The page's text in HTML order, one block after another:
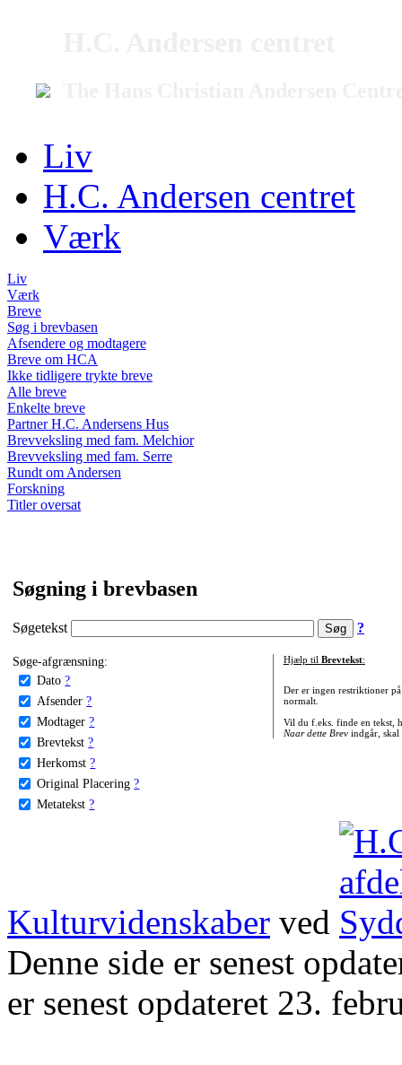
Liv
H.C. Andersen centret
Værk
Liv
Værk
Breve
Søg i brevbasen
Afsendere og modtagere
Breve om HCA
Ikke tidligere trykte breve
Alle breve
Enkelte breve
Partner H.C. Andersens Hus
Brevveksling med fam. Melchior
Brevveksling med fam. Serre
Rundt om Andersen
Forskning
Titler oversat
Søgning i brevbasen
Søgetekst ?
Søge-afgrænsning:
Dato ?
Afsender ?
Modtager ?
Brevtekst ?
Herkomst ?
Original Placering ?
Metatekst ?
Hjælp til Brevtekst:
Der er ingen restriktioner
normalt.
Vil du f.eks. finde en tekst,
Naar dette Brevindgår, skal
Kulturvidenskaber ved
Denne side er senest
er senest opdateret 23.